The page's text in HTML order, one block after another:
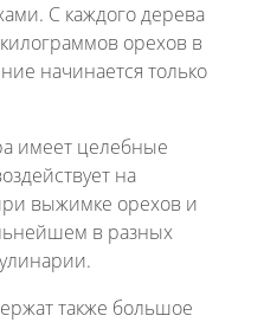
С каждого дерева
орехов в
начинается только
имеет целебные
на
выжимке орехов и
в разных
также большое